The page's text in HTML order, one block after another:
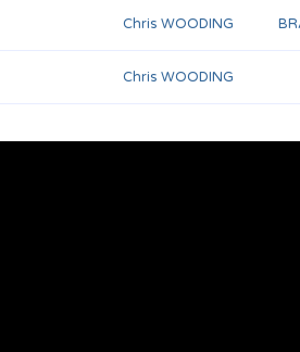
Chris WOODING
Chris WOODING